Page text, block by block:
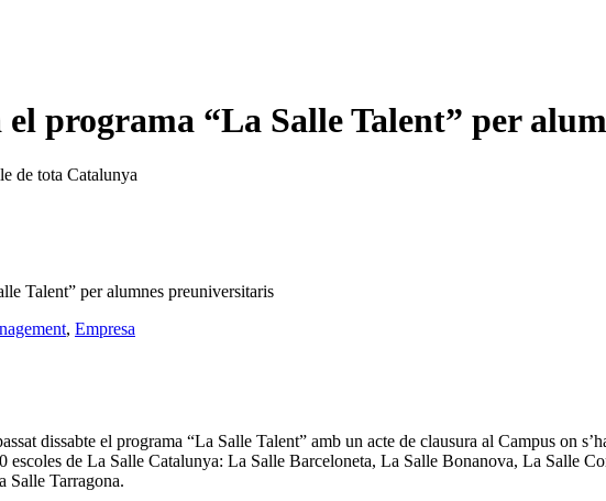
programa “La Salle Talent” per
de tota Catalunya
Talent” per alumnes preuniversitaris
, Empresa
dissabte el programa “La Salle Talent” amb un acte de clausura al Campus on
escoles de La Salle Catalunya: La Salle Barceloneta, La Salle Bonanova, La Salle
Salle Tarragona.